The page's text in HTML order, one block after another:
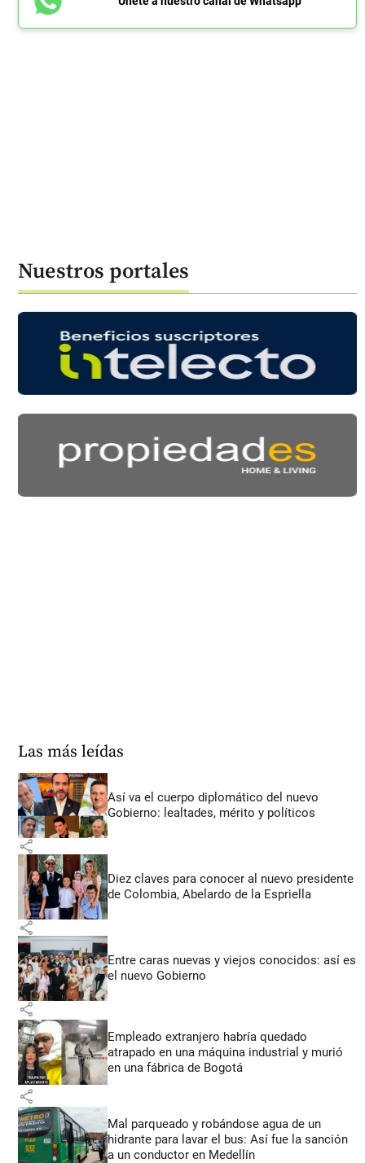
Nuestros portales
Las más leídas
Así va el cuerpo diplomático del nuevo
Gobierno: lealtades, mérito y políticos
share
Diez claves para conocer al nuevo presidente
de Colombia, Abelardo de la Espriella
share
Entre caras nuevas y viejos conocidos: así es
el nuevo Gobierno
share
Empleado extranjero habría quedado
atrapado en una máquina industrial y murió
en una fábrica de Bogotá
share
Mal parqueado y robándose agua de un
hidrante para lavar el bus: Así fue la sanción
a un conductor en Medellín